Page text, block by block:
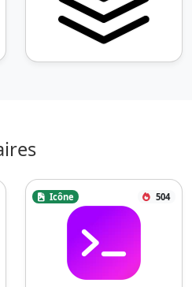
Icône 504